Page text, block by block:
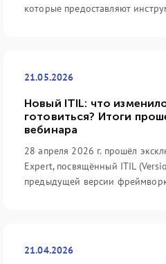
которые предоставляют
21.05.2026
Новый ITIL: что
готовиться? Итоги
вебинара
28 апреля 2026 г. прошёл
Expert, посвящённый ITIL
предыдущей версии
21.04.2026